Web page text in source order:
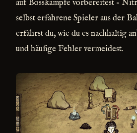
auf Bosskämpfe vorbereitest –
selbst erfahrene Spieler aus der
erfährst du, wie du es nachhaltig
und häufige Fehler vermeidest.